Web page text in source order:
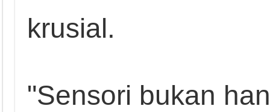
krusial.
"Sensori bukan